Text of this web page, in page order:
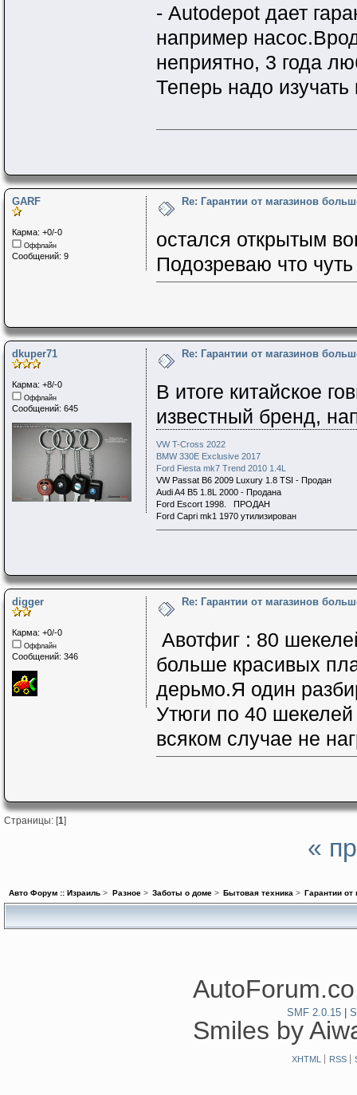
- Autodepot дает
например
неприятно, 3 года
Теперь надо изучать
GARF
Карма: +0/-0
Оффлайн
Сообщений: 9
Re: Гарантии от магазинов
остался открытым
Подозреваю что
dkuper71
Карма: +8/-0
Оффлайн
Сообщений: 645
Re: Гарантии от магазинов
В итоге китайское
известный бренд,
VW T-Cross 2022
BMW 330E Exclusive 2017
Ford Fiesta mk7 Trend 2010 1.4L
VW Passat B6 2009 Luxury 1.8 TSI - Продан
Audi A4 B5 1.8L 2000 - Продана
Ford Escort 1998. ПРОДАН
Ford Capri mk1 1970 утилизирован
digger
Карма: +0/-0
Оффлайн
Сообщений: 346
Re: Гарантии от магазинов
Авотфиг : 80
больше краcивых
дерьмо.Я один
Утюги по 40
всяком случае не
Страницы: [1]
«
Авто Форум :: Израиль > Разное> Заботы о доме> Бытовая техника > Гарантии от
SMF 2.0.15
Smiles by
XHTML RSS